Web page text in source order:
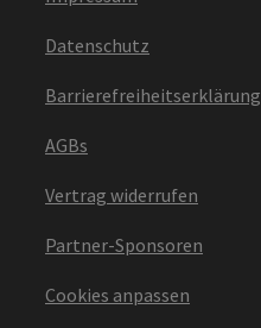
Datenschutz
Barrierefreiheitserklärung
AGBs
Vertrag widerrufen
Partner-Sponsoren
Cookies anpassen